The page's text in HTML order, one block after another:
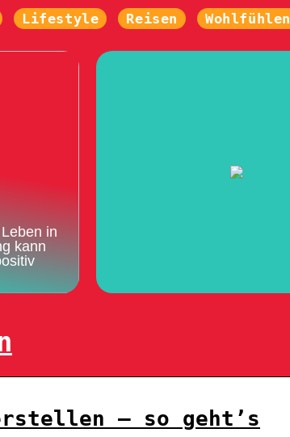
Lifestyle Reisen Wohlfühlen
in
kann
– so geht’s